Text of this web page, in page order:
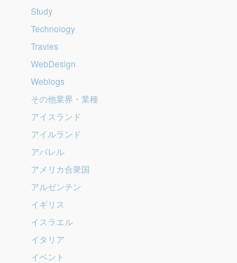
Study
Technology
Travles
WebDesign
Weblogs
その他業界・業種
アイスランド
アイルランド
アパレル
アメリカ合衆国
アルゼンチン
イギリス
イスラエル
イタリア
イベント